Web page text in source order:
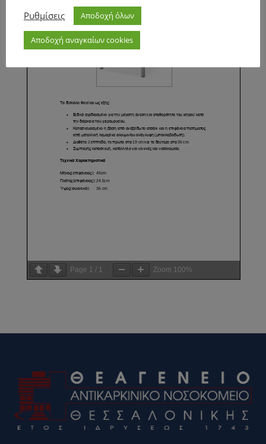
Page 1 / 1 Zoom 100%
Ρυθμίσεις
Αποδοχή όλων
Αποδοχή αναγκαίων cookies